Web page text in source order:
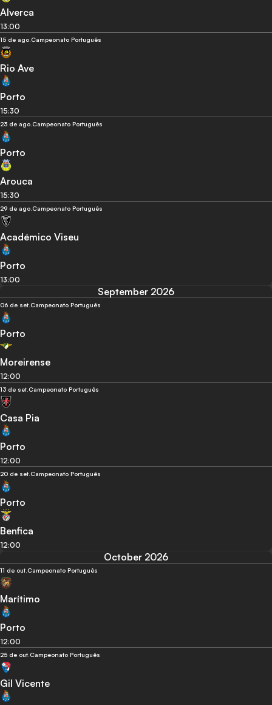
Alverca
13:00
15 de ago.Campeonato Português
Rio Ave
Porto
15:30
23 de ago.Campeonato Português
Porto
Arouca
15:30
29 de ago.Campeonato Português
Académico Viseu
Porto
13:00
September 2026
06 de set.Campeonato Português
Porto
Moreirense
12:00
13 de set.Campeonato Português
Casa Pia
Porto
12:00
20 de set.Campeonato Português
Porto
Benfica
12:00
October 2026
11 de out.Campeonato Português
Marítimo
Porto
12:00
25 de out.Campeonato Português
Gil Vicente